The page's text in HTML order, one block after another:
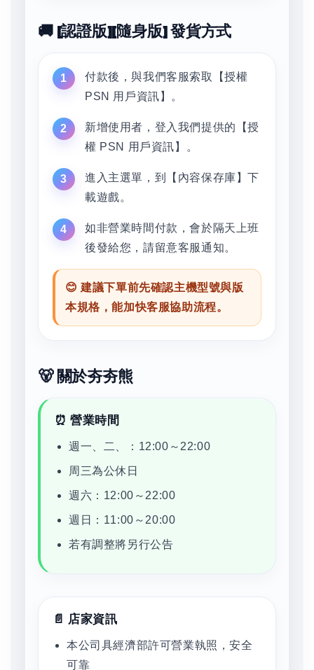
🚚 [認證版][隨身版] 發貨方式
付款後，與我們客服索取【授權
PSN 用戶資訊】。
新增使用者，登入我們提供的【授
權 PSN 用戶資訊】。
進入主選單，到【內容保存庫】下
載遊戲。
如非營業時間付款，會於隔天上班
後發給您，請留意客服通知。
😊 建議下單前先確認主機型號與版
本規格，能加快客服協助流程。
🐻 關於夯夯熊
⏰ 營業時間
週一、二、：12:00～22:00
周三為公休日
週六：12:00～22:00
週日：11:00～20:00
若有調整將另行公告
📄 店家資訊
本公司具經濟部許可營業執照，安全
可靠